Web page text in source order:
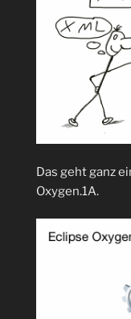
Das geht ganz
Oxygen.1A.